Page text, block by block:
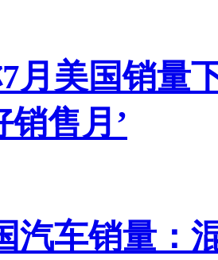
月美国销量
销售月’
汽车销量：